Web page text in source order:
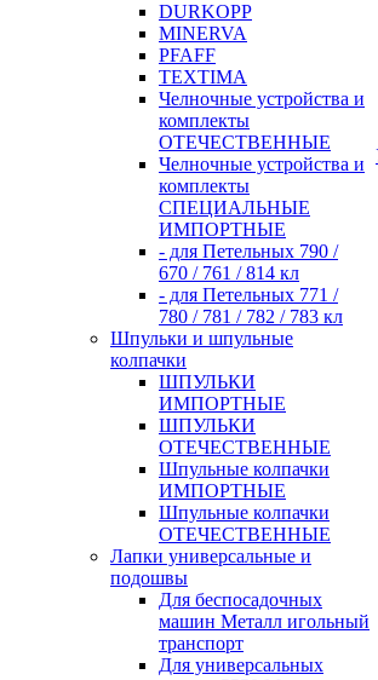
DURKOPP
MINERVA
PFAFF
TEXTIMA
Челночные устройства и
комплекты
ОТЕЧЕСТВЕННЫЕ
Челночные устройства и
комплекты
СПЕЦИАЛЬНЫЕ
ИМПОРТНЫЕ
- для Петельных 790 /
670 / 761 / 814 кл
- для Петельных 771 /
780 / 781 / 782 / 783 кл
Шпульки и шпульные
колпачки
ШПУЛЬКИ
ИМПОРТНЫЕ
ШПУЛЬКИ
ОТЕЧЕСТВЕННЫЕ
Шпульные колпачки
ИМПОРТНЫЕ
Шпульные колпачки
ОТЕЧЕСТВЕННЫЕ
Лапки универсальные и
подошвы
Для беспосадочных
машин Металл игольный
транспорт
Для универсальных